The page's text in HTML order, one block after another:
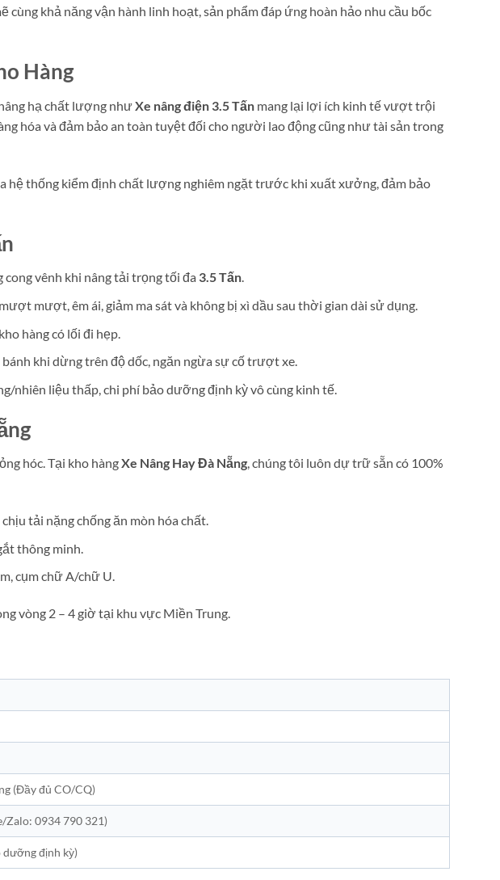
cùng khả năng vận hành linh hoạt, sản phẩm đáp ứng hoàn hảo nhu cầu bốc
Hàng
hạ chất lượng nhưXe nâng điện 3.5 Tấn mang lại lợi ích kinh tế vượt trội
hóa và đảm bảo an toàn tuyệt đối cho người lao động cũng như tài sản trong
hệ thống kiểm định chất lượng nghiêm ngặt trước khi xuất xưởng, đảm bảo
vênh khi nâng tải trọng tối đa 3.5 Tấn.
mượt, êm ái, giảm ma sát và không bị xì dầu sau thời gian dài sử dụng.
hàng có lối đi hẹp.
khi dừng trên độ dốc, ngăn ngừa sự cố trượt xe.
nhiên liệu thấp, chi phí bảo dưỡng định kỳ vô cùng kinh tế.
hóc. Tại kho hàngXe Nâng Hay Đà Nẵng, chúng tôi luôn dự trữ sẵn có 100%
tải nặng chống ăn mòn hóa chất.
thông minh.
cụm chữ A/chữ U.
vòng 2 – 4 giờ tại khu vực Miền Trung.
(Đầy đủ CO/CQ)
Zalo: 0934 790 321)
dưỡng định kỳ)